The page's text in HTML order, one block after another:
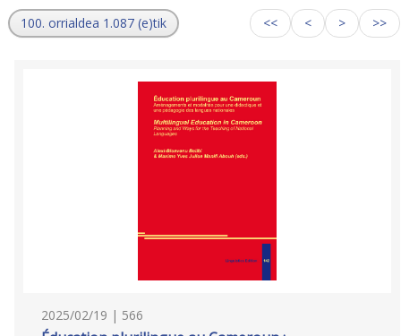
100. orrialdea 1.087 (e)tik << < > >>
2025/02/19 | 566